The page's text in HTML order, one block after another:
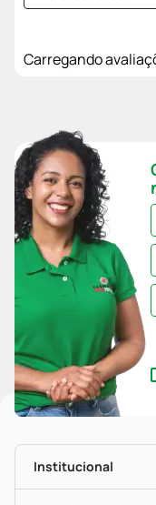
Carregando
Institucional
História